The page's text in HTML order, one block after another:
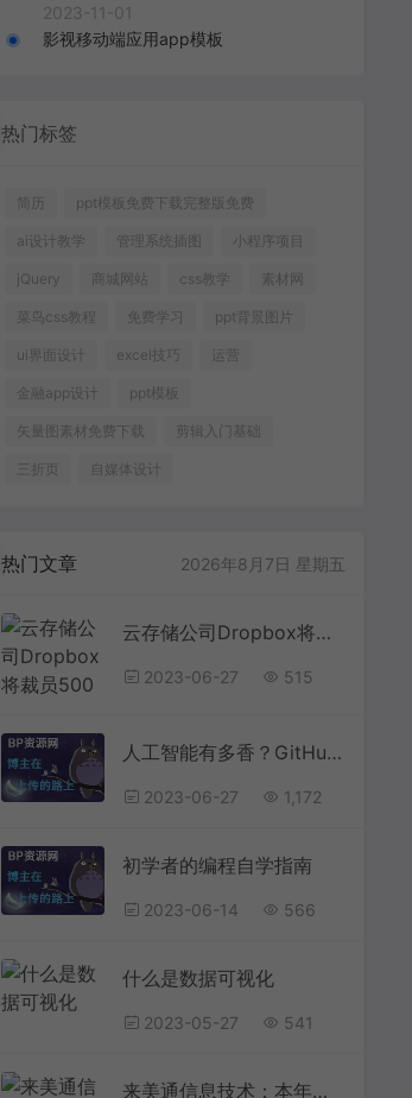
2023-11-01
影视移动端应用app模板
热门标签
简历 ppt模板免费下载完整版免费
ai设计教学 管理系统插图 小程序项目
jQuery 商城网站 css教学 素材网
菜鸟css教程 免费学习 ppt背景图片
ui界面设计 excel技巧 运营
金融app设计 ppt模板
矢量图素材免费下载 剪辑入门基础
三折页 自媒体设计
热门文章 2026年8月7日 星期五
云存储公司Dropbox将裁员500人，称未来属于人工智能
2023-06-27 515
人工智能有多香？GitHub调查发现美国超九成码农已投向AI怀抱天安门上毛主席像已挂73年，还要挂多久？早在1980年邓公便已解答
2023-06-27 1,172
初学者的编程自学指南
2023-06-14 566
什么是数据可视化
2023-05-27 541
来美通信息技术：本年度流行的网页设计风格